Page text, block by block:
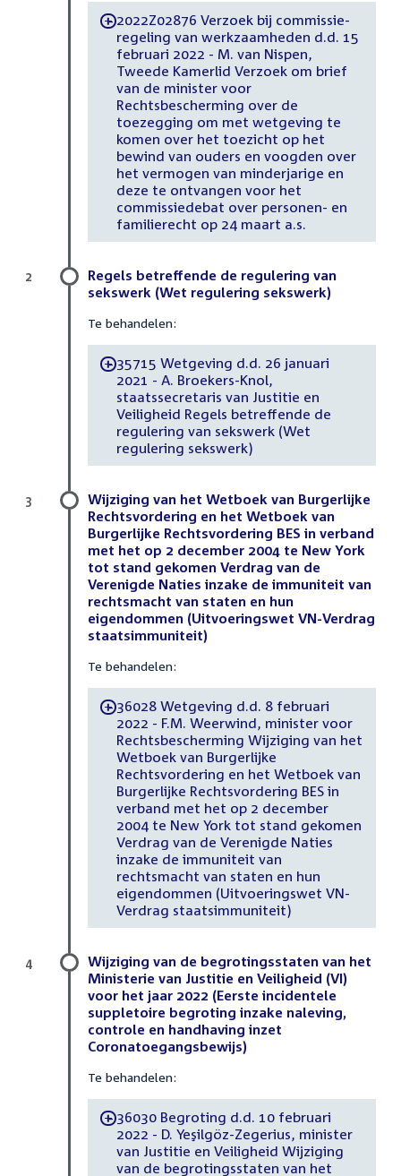
-2022Z02876 Verzoek bij commissie-
regeling van werkzaamheden d.d. 15
februari 2022 - M. van Nispen,
Tweede Kamerlid Verzoek om brief
van de minister voor
Rechtsbescherming over de
toezegging om met wetgeving te
komen over het toezicht op het
bewind van ouders en voogden over
het vermogen van minderjarige en
deze te ontvangen voor het
commissiedebat over personen- en
familierecht op 24 maart a.s.
Regels betreffende de regulering van
sekswerk (Wet regulering sekswerk)
Te behandelen:
-35715 Wetgeving d.d. 26 januari
2021 - A. Broekers-Knol,
staatssecretaris van Justitie en
Veiligheid Regels betreffende de
regulering van sekswerk (Wet
regulering sekswerk)
2
Wijziging van het Wetboek van Burgerlijke
Rechtsvordering en het Wetboek van
Burgerlijke Rechtsvordering BES in verband
met het op 2 december 2004 te New York
tot stand gekomen Verdrag van de
Verenigde Naties inzake de immuniteit van
rechtsmacht van staten en hun
eigendommen (Uitvoeringswet VN-Verdrag
staatsimmuniteit)
Te behandelen:
-36028 Wetgeving d.d. 8 februari
2022 - F.M. Weerwind, minister voor
Rechtsbescherming Wijziging van het
Wetboek van Burgerlijke
Rechtsvordering en het Wetboek van
Burgerlijke Rechtsvordering BES in
verband met het op 2 december
2004 te New York tot stand gekomen
Verdrag van de Verenigde Naties
inzake de immuniteit van
rechtsmacht van staten en hun
eigendommen (Uitvoeringswet VN-
Verdrag staatsimmuniteit)
3
Wijziging van de begrotingsstaten van het
Ministerie van Justitie en Veiligheid (VI)
voor het jaar 2022 (Eerste incidentele
suppletoire begroting inzake naleving,
controle en handhaving inzet
Coronatoegangsbewijs)
Te behandelen:
-36030 Begroting d.d. 10 februari
2022 - D. Yeşilgöz-Zegerius, minister
van Justitie en Veiligheid Wijziging
van de begrotingsstaten van het
4